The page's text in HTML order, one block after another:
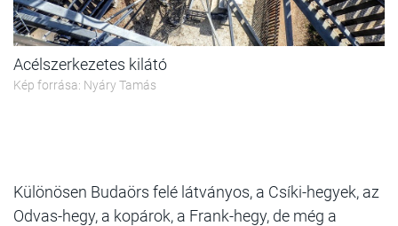
Acélszerkezetes kilátó
Kép forrása: Nyáry Tamás
Különösen Budaörs felé látványos, a Csíki-hegyek, az
Odvas-hegy, a kopárok, a Frank-hegy, de még a